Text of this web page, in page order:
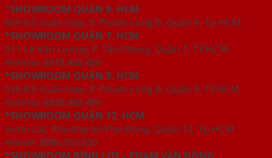
*SHOWROOM QUẬN 9, HCM
669 Đỗ Xuân Hợp, P. Phước Long B, Quận 9, Tp HCM
*SHOWROOM QUẬN 7, HCM
511 Lê Văn Lương, P. Tân Phong, Quận 7, TP.HCM
Hotline: 0818.400.400
*SHOWROOM QUẬN 9, HCM
535 Đỗ Xuân Hợp, P. Phước Long B, Quận 9, TP.HCM
Hotline: 0828.400.400
*SHOWROOM QUẬN 12, HCM
Vườn Lài, Phường An Phú Đông, Quận 12, Tp HCM
Holine: 0886.500.500
*SHOWROOM BÌNH LỢI – PHẠM VĂN ĐỒNG